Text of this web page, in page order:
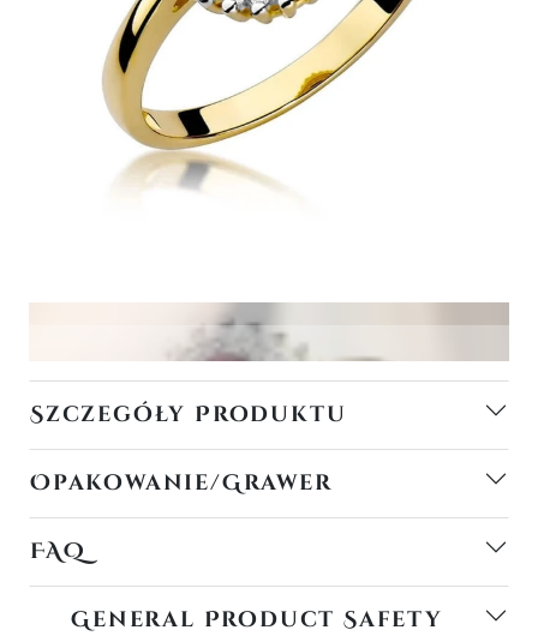
Szczegóły Produktu
Opakowanie/Grawer
FAQ
General Product Safety